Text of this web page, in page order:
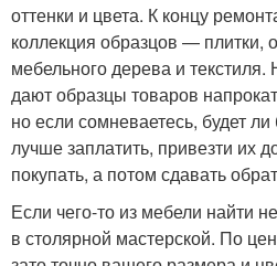
оттенки и цвета. К концу
коллекция образцов — плитки,
мебельного дерева и
дают образцы товаров
но если сомневаетесь, будет
лучше заплатить, привезти их
покупать, а потом сдавать
Если чего-то из мебели найти
в столярной мастерской. По